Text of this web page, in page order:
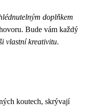
doplňkem
Bude vám každý
vlastní kreativitu.
koutech, skrývají